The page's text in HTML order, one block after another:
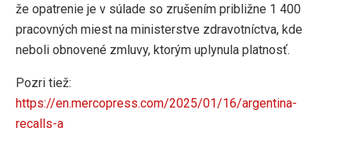
že opatrenie je v súlade so zrušením približne 1 400
pracovných miest na ministerstve zdravotníctva, kde
neboli obnovené zmluvy, ktorým uplynula platnosť.
Pozri tiež:
https://en.mercopress.com/2025/01/16/argentina-
recalls-a